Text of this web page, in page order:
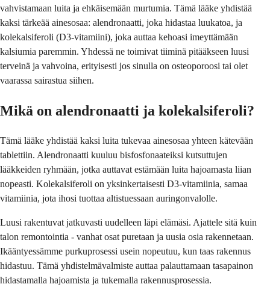
vahvistamaan luita ja ehkäisemään murtumia. Tämä lääke yhdistää
kaksi tärkeää ainesosaa: alendronaatti, joka hidastaa luukatoa, ja
kolekalsiferoli (D3-vitamiini), joka auttaa kehoasi imeyttämään
kalsiumia paremmin. Yhdessä ne toimivat tiiminä pitääkseen luusi
terveinä ja vahvoina, erityisesti jos sinulla on osteoporoosi tai olet
vaarassa sairastua siihen.
Mikä on alendronaatti ja kolekalsiferoli?
Tämä lääke yhdistää kaksi luita tukevaa ainesosaa yhteen kätevään
tablettiin. Alendronaatti kuuluu bisfosfonaateiksi kutsuttujen
lääkkeiden ryhmään, jotka auttavat estämään luita hajoamasta liian
nopeasti. Kolekalsiferoli on yksinkertaisesti D3-vitamiinia, samaa
vitamiinia, jota ihosi tuottaa altistuessaan auringonvalolle.
Luusi rakentuvat jatkuvasti uudelleen läpi elämäsi. Ajattele sitä kuin
talon remontointia - vanhat osat puretaan ja uusia osia rakennetaan.
Ikääntyessämme purkuprosessi usein nopeutuu, kun taas rakennus
hidastuu. Tämä yhdistelmävalmiste auttaa palauttamaan tasapainon
hidastamalla hajoamista ja tukemalla rakennusprosessia.